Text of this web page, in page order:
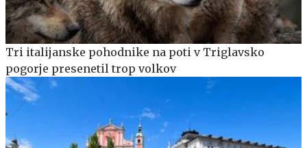
Tri italijanske pohodnike na poti v Triglavsko
pogorje presenetil trop volkov